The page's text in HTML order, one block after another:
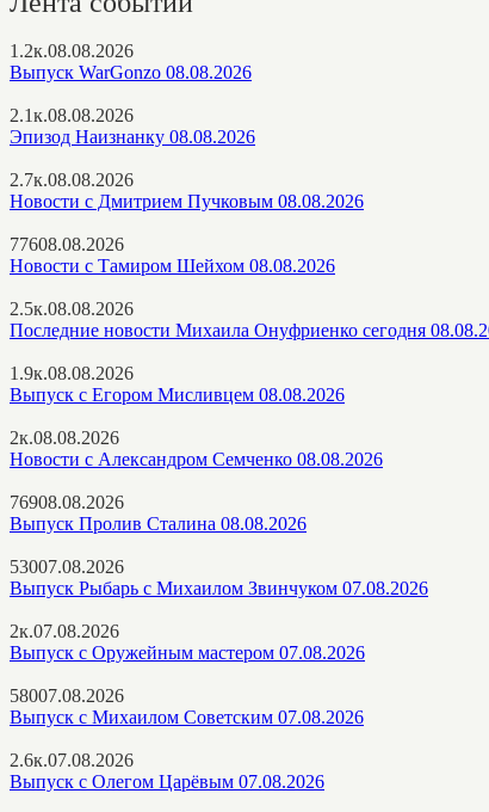
1.2к.08.08.2026
Выпуск WarGonzo 08.08.2026
2.1к.08.08.2026
Эпизод Наизнанку 08.08.2026
2.7к.08.08.2026
Новости с Дмитрием Пучковым 08.08.2026
77608.08.2026
Новости с Тамиром Шейхом 08.08.2026
2.5к.08.08.2026
Последние новости Михаила Онуфриенко сегодня
1.9к.08.08.2026
Выпуск с Егором Мисливцем 08.08.2026
2к.08.08.2026
Новости с Александром Семченко 08.08.2026
76908.08.2026
Выпуск Пролив Сталина 08.08.2026
53007.08.2026
Выпуск Рыбарь с Михаилом Звинчуком 07.08.2026
2к.07.08.2026
Выпуск с Оружейным мастером 07.08.2026
58007.08.2026
Выпуск с Михаилом Советским 07.08.2026
2.6к.07.08.2026
Выпуск с Олегом Царёвым 07.08.2026